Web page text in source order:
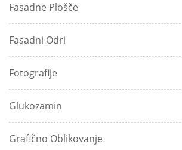
Fasadne Plošče
Fasadni Odri
Fotografije
Glukozamin
Grafično Oblikovanje